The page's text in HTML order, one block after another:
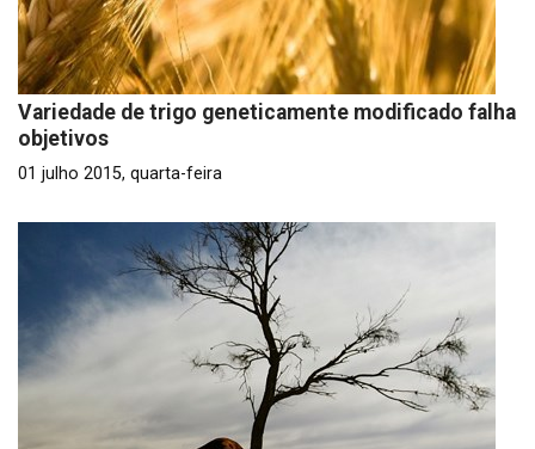
Variedade de trigo geneticamente modificado falha
objetivos
01 julho 2015, quarta-feira